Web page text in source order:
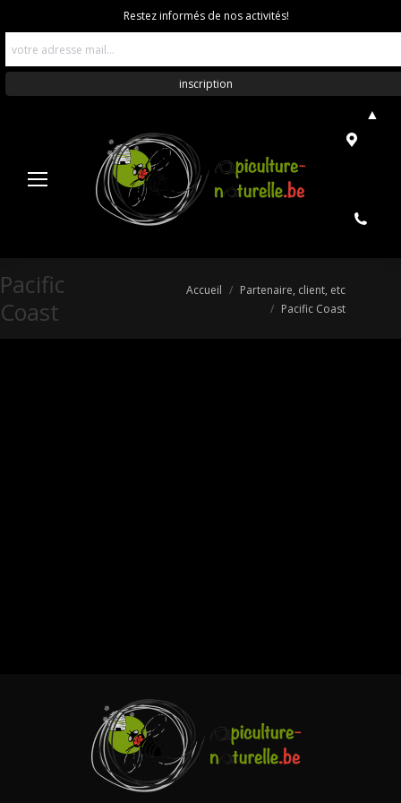
Pacific
Coast
Vous êtes ici :Accueil
Partenaire, client, etc
Pacific Coast
Restez informés de nos activités!
▲